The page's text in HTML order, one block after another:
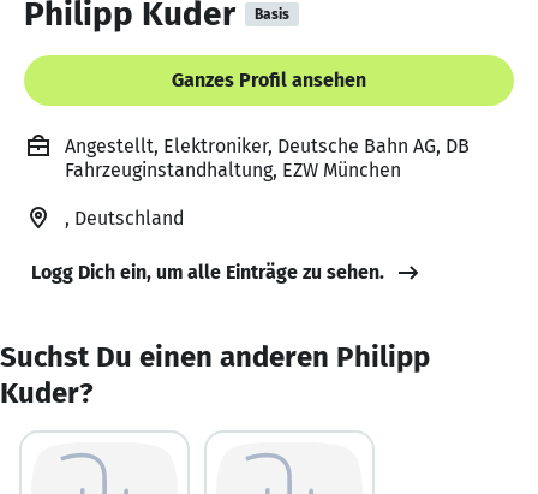
Philipp Kuder Basis
Ganzes Profil ansehen
Angestellt, Elektroniker, Deutsche Bahn AG, DB
Fahrzeuginstandhaltung, EZW München
, Deutschland
Logg Dich ein, um alle Einträge zu sehen.
Suchst Du einen anderen Philipp
Kuder?